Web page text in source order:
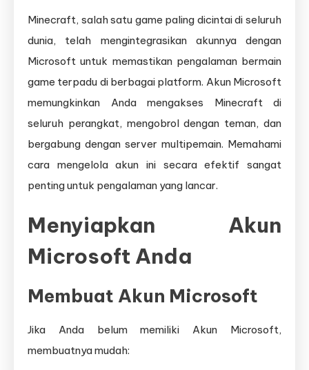
Minecraft, salah satu game paling dicintai di seluruh
dunia, telah mengintegrasikan akunnya dengan
Microsoft untuk memastikan pengalaman bermain
game terpadu di berbagai platform. Akun Microsoft
memungkinkan Anda mengakses Minecraft di
seluruh perangkat, mengobrol dengan teman, dan
bergabung dengan server multipemain. Memahami
cara mengelola akun ini secara efektif sangat
penting untuk pengalaman yang lancar.
Menyiapkan Akun
Microsoft Anda
Membuat Akun Microsoft
Jika Anda belum memiliki Akun Microsoft,
membuatnya mudah: